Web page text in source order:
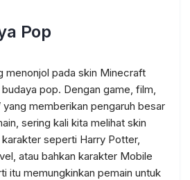
Pop
menonjol pada skin Minecraft
pop. Dengan game, film,
memberikan pengaruh besar
sering kali kita melihat skin
seperti Harry Potter,
atau bahkan karakter Mobile
itu memungkinkan pemain untuk